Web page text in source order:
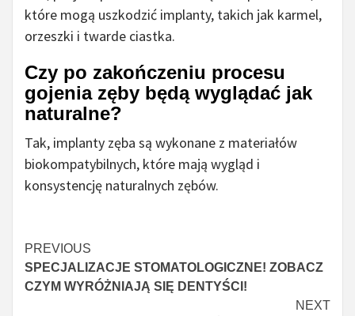
które mogą uszkodzić implanty, takich jak karmel,
orzeszki i twarde ciastka.
Czy po zakończeniu procesu
gojenia zęby będą wyglądać jak
naturalne?
Tak, implanty zęba są wykonane z materiałów
biokompatybilnych, które mają wygląd i
konsystencję naturalnych zębów.
Czytaj
więcej
PREVIOUS
SPECJALIZACJE STOMATOLOGICZNE! ZOBACZ
CZYM WYRÓŻNIAJĄ SIĘ DENTYŚCI!
NEXT